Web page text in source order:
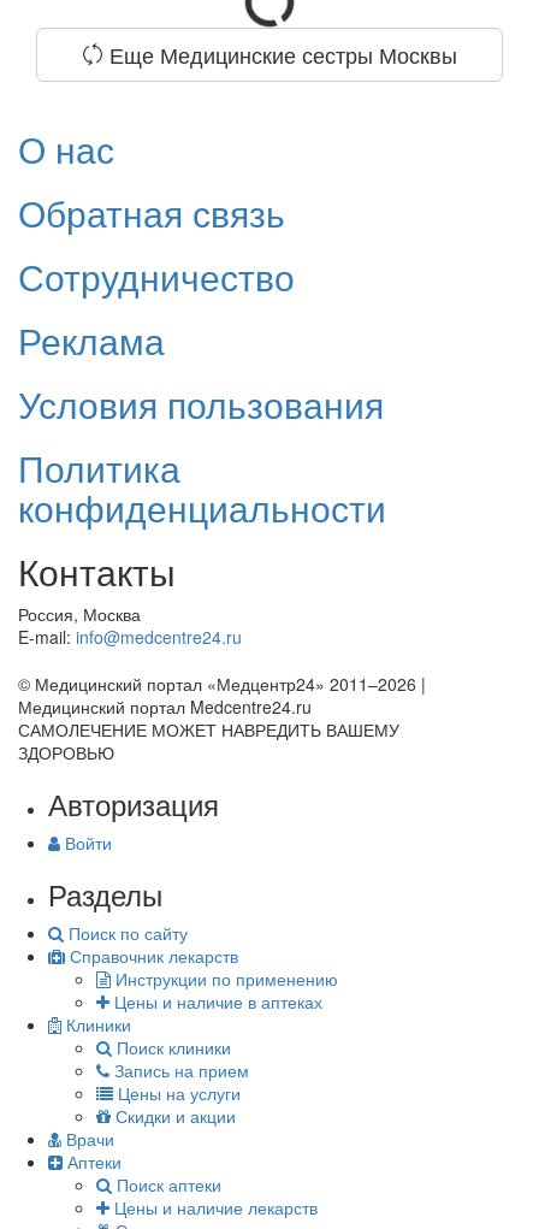
Еще Медицинские сестры Москвы
О нас
Обратная связь
Сотрудничество
Реклама
Условия пользования
Политика
конфиденциальности
Контакты
Россия, Москва
E-mail: info@medcentre24.ru
© Медицинский портал «Медцентр24» 2011–2026 |
Медицинский портал Medcentre24.ru
САМОЛЕЧЕНИЕ МОЖЕТ НАВРЕДИТЬ ВАШЕМУ
ЗДОРОВЬЮ
Авторизация
Войти
Разделы
Поиск по сайту
Справочник лекарств
Инструкции по применению
Цены и наличие в аптеках
Клиники
Поиск клиники
Запись на прием
Цены на услуги
Скидки и акции
Врачи
Аптеки
Поиск аптеки
Цены и наличие лекарств